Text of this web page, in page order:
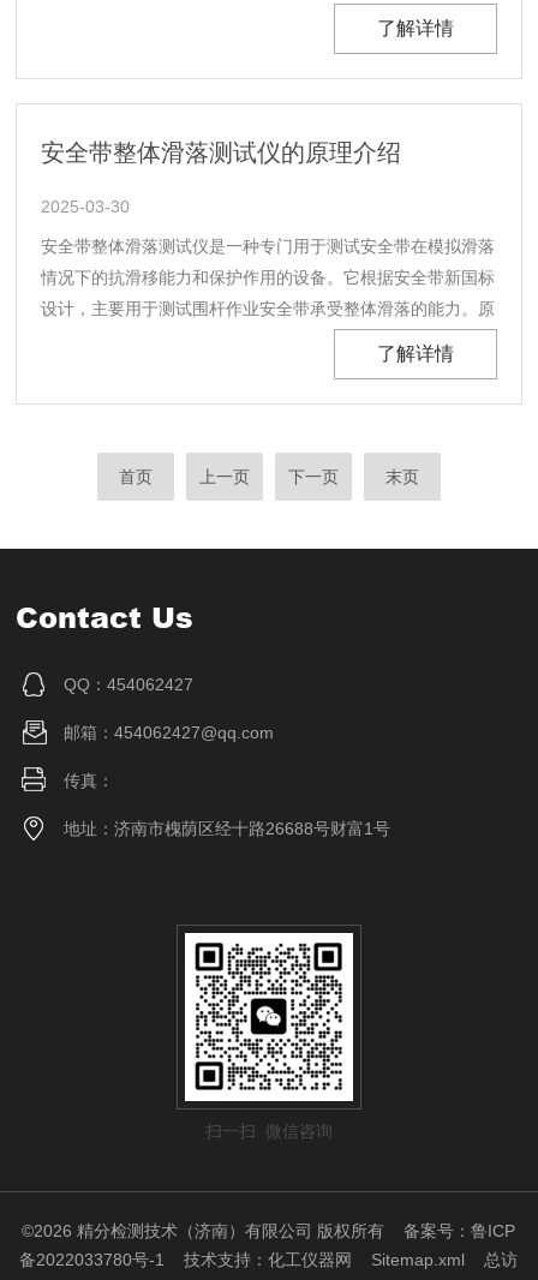
样品并观察其燃烧反应。测试过程中，仪器会记录温度变化、
材料的阻燃性能。阻燃性能测试仪的主要类型：1.垂直......
了解详情
安全带整体滑落测试仪的原理介绍
2025-03-30
安全带整体滑落测试仪是一种专门用于测试安全带在模拟滑落
情况下的抗滑移能力和保护作用的设备。它根据安全带新国标
设计，主要用于测试围杆作业安全带承受整体滑落的能力。原
理：通过模拟车辆碰撞时乘员在车内的滑落情况，将安全带整
安全带在滑落过程中是否能承受住并保持安全，同时确保......
了解详情
首页 上一页 下一页 末页
Contact Us
QQ：454062427
邮箱：454062427@qq.com
传真：
地址：济南市槐荫区经十路26688号财富1号
扫一扫 微信咨询
©2026 精分检测技术（济南）有限公司 版权所有备案号：鲁ICP
备2022033780号-1
技术支持：化工仪器网 Sitemap.xml 总访